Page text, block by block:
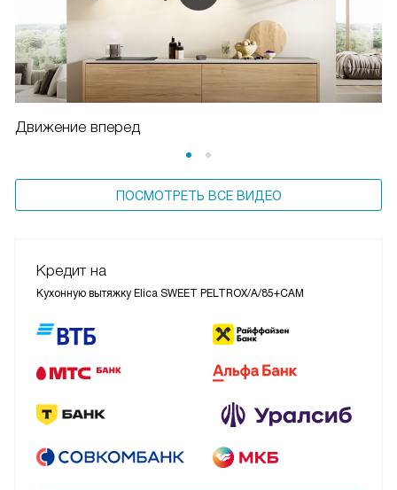
Движение вперед
ПОСМОТРЕТЬ ВСЕ ВИДЕО
Кредит на
Кухонную вытяжку Elica SWEET PELTROX/A/85+CAM